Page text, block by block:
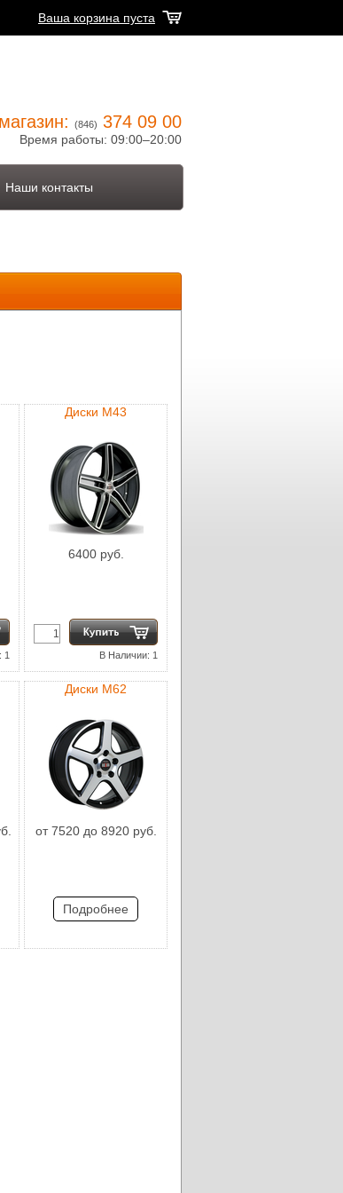
Ваша корзина пуста
(846) 374 09 00
Время работы: 09:00–20:00
Наши контакты
1
Диски M43
6400 руб.
В Наличии: 1
Диски M62
от 7520 до 8920 руб.
Подробнее